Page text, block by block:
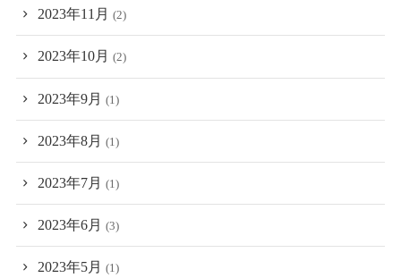
2023年11月 (2)
2023年10月 (2)
2023年9月 (1)
2023年8月 (1)
2023年7月 (1)
2023年6月 (3)
2023年5月 (1)